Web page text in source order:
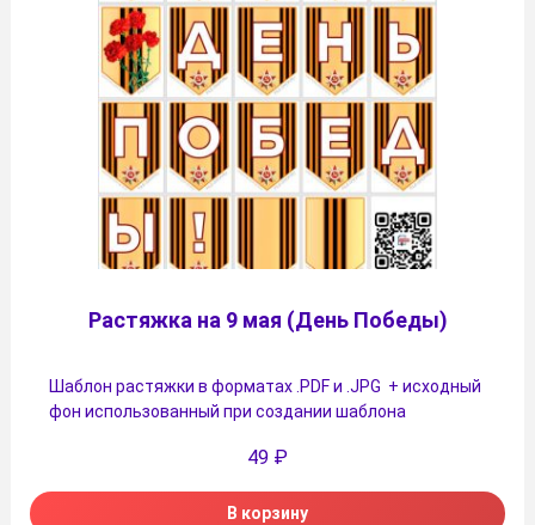
Растяжка на 9 мая (День Победы)
Шаблон растяжки в форматах .PDF и .JPG + исходный
фон использованный при создании шаблона
49 ₽
В корзину